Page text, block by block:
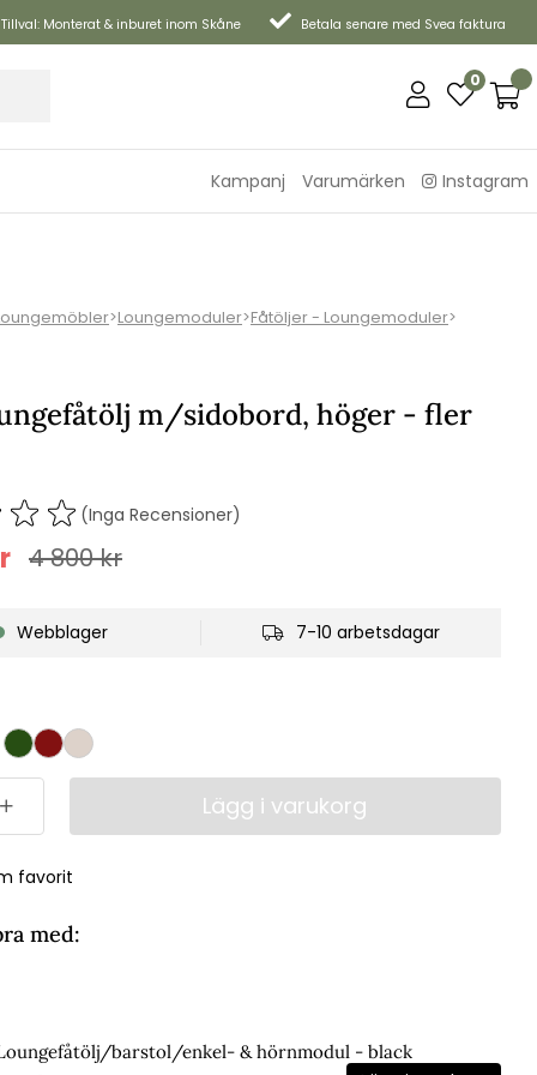
Tillval: Monterat & inburet inom Skåne Betala senare med Svea faktura
0
Kampanj Varumärken Instagram
>Loungemoduler>Fåtöljer - Loungemoduler>
m/sidobord, höger - fler
(Inga Recensioner)
4 800kr
Webblager 7-10 arbetsdagar
Lägg i varukorg
favorit
med:
Loungefåtölj/barstol/enkel- & hörnmodul - black